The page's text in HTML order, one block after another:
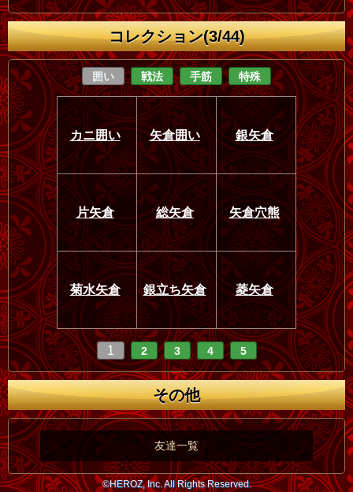
コレクション(3/44)
囲い 戦法 手筋 特殊
カニ囲い 矢倉囲い 銀矢倉
片矢倉 総矢倉 矢倉穴熊
菊水矢倉 銀立ち矢倉 菱矢倉
1 2 3 4 5
その他
友達一覧
©HEROZ, Inc. All Rights Reserved.